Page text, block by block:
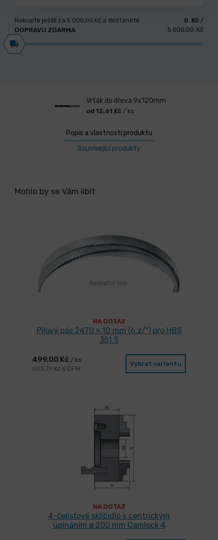
Nakupte ještě za 5 000,00 Kč a dostanete
DOPRAVU ZDARMA.
0 Kč /
5 000,00 Kč
Vrták do dřeva 9x120mm
od 12,61 Kč / ks
Popis a vlastnosti produktu
Související produkty
Mohlo by se Vám líbit
NA DOTAZ
Pilový pás 2470 × 10 mm (6 z/") pro HBS
351 S
499,00 Kč / ks
603,79 Kč s DPH
Vybrat variantu
NA DOTAZ
4-čelisťové sklíčidlo s centrickým
upínáním ø 200 mm Camlock 4